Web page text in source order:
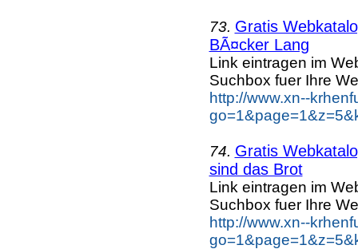
73. Gratis
BÃ¤cker Lang
Link eintragen im
Suchbox fuer Ihre
http://www.xn--
74. Gratis
sind das Brot
Link eintragen im
Suchbox fuer Ihre
http://www.xn--